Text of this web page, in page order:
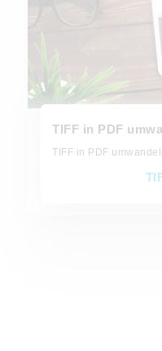
TIFF in PDF
TIFF in PDF